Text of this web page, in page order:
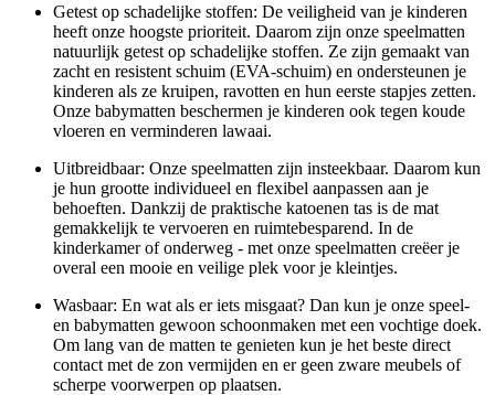
Getest op schadelijke stoffen: De veiligheid van je kinderen
heeft onze hoogste prioriteit. Daarom zijn onze speelmatten
natuurlijk getest op schadelijke stoffen. Ze zijn gemaakt van
zacht en resistent schuim (EVA-schuim) en ondersteunen je
kinderen als ze kruipen, ravotten en hun eerste stapjes zetten.
Onze babymatten beschermen je kinderen ook tegen koude
vloeren en verminderen lawaai.
Uitbreidbaar: Onze speelmatten zijn insteekbaar. Daarom kun
je hun grootte individueel en flexibel aanpassen aan je
behoeften. Dankzij de praktische katoenen tas is de mat
gemakkelijk te vervoeren en ruimtebesparend. In de
kinderkamer of onderweg - met onze speelmatten creëer je
overal een mooie en veilige plek voor je kleintjes.
Wasbaar: En wat als er iets misgaat? Dan kun je onze speel-
en babymatten gewoon schoonmaken met een vochtige doek.
Om lang van de matten te genieten kun je het beste direct
contact met de zon vermijden en er geen zware meubels of
scherpe voorwerpen op plaatsen.